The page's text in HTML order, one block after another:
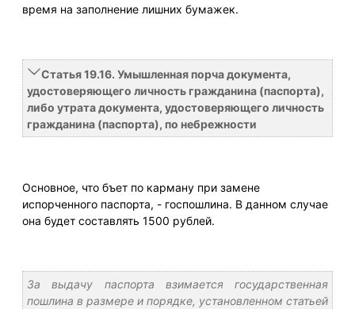
время на заполнение лишних бумажек.
Статья 19.16. Умышленная порча документа,
удостоверяющего личность гражданина (паспорта),
либо утрата документа, удостоверяющего личность
гражданина (паспорта), по небрежности
Основное, что бъет по карману при замене
испорченного паспорта, - госпошлина. В данном случае
она будет составлять 1500 рублей.
За выдачу паспорта взимается государственная
пошлина в размере и порядке, установленном статьей